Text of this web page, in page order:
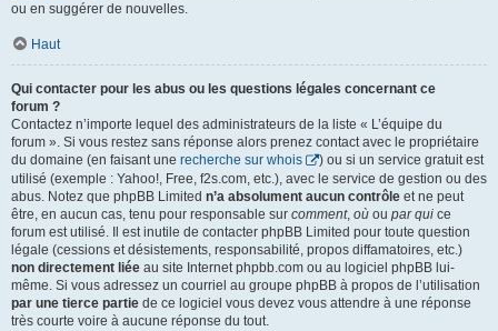
ou en suggérer de nouvelles.
Haut
Qui contacter pour les abus ou les questions légales concernant ce
forum ?
Contactez n’importe lequel des administrateurs de la liste « L’équipe du
forum ». Si vous restez sans réponse alors prenez contact avec le propriétaire
du domaine (en faisant une recherche sur whois
) ou si un service gratuit est
utilisé (exemple : Yahoo!, Free, f2s.com, etc.), avec le service de gestion ou des
abus. Notez que phpBB Limited n’a absolument aucun contrôle et ne peut
être, en aucun cas, tenu pour responsable sur comment, où ou par qui ce
forum est utilisé. Il est inutile de contacter phpBB Limited pour toute question
légale (cessions et désistements, responsabilité, propos diffamatoires, etc.)
non directement liée au site Internet phpbb.com ou au logiciel phpBB lui-
même. Si vous adressez un courriel au groupe phpBB à propos de l’utilisation
par une tierce partie de ce logiciel vous devez vous attendre à une réponse
très courte voire à aucune réponse du tout.